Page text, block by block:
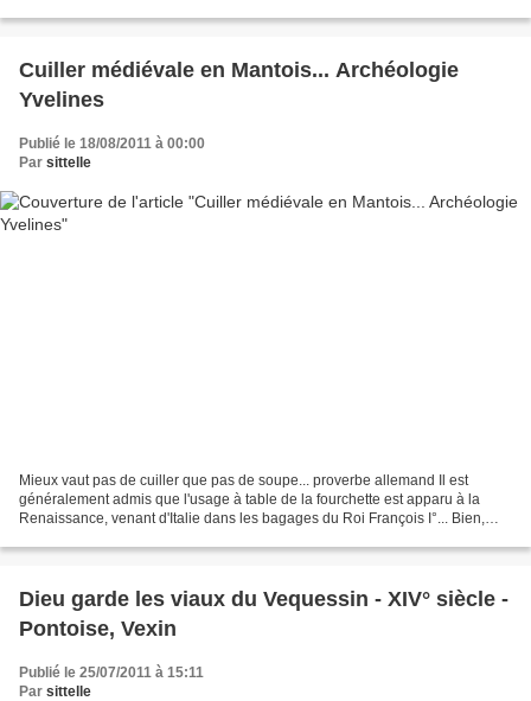
Cuiller médiévale en Mantois... Archéologie
Yvelines
Publié le 18/08/2011 à 00:00
Par sittelle
Mieux vaut pas de cuiller que pas de soupe... proverbe allemand Il est
généralement admis que l'usage à table de la fourchette est apparu à la
Renaissance, venant d'Italie dans les bagages du Roi François I°... Bien,
Dieu garde les viaux du Vequessin - XIV° siècle -
Pontoise, Vexin
Publié le 25/07/2011 à 15:11
Par sittelle